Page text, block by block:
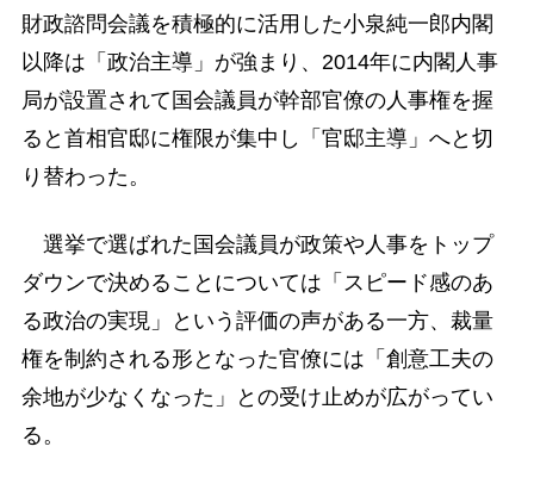
財政諮問会議を積極的に活用した小泉純一郎内閣
以降は「政治主導」が強まり、2014年に内閣人事
局が設置されて国会議員が幹部官僚の人事権を握
ると首相官邸に権限が集中し「官邸主導」へと切
り替わった。
選挙で選ばれた国会議員が政策や人事をトップ
ダウンで決めることについては「スピード感のあ
る政治の実現」という評価の声がある一方、裁量
権を制約される形となった官僚には「創意工夫の
余地が少なくなった」との受け止めが広がってい
る。